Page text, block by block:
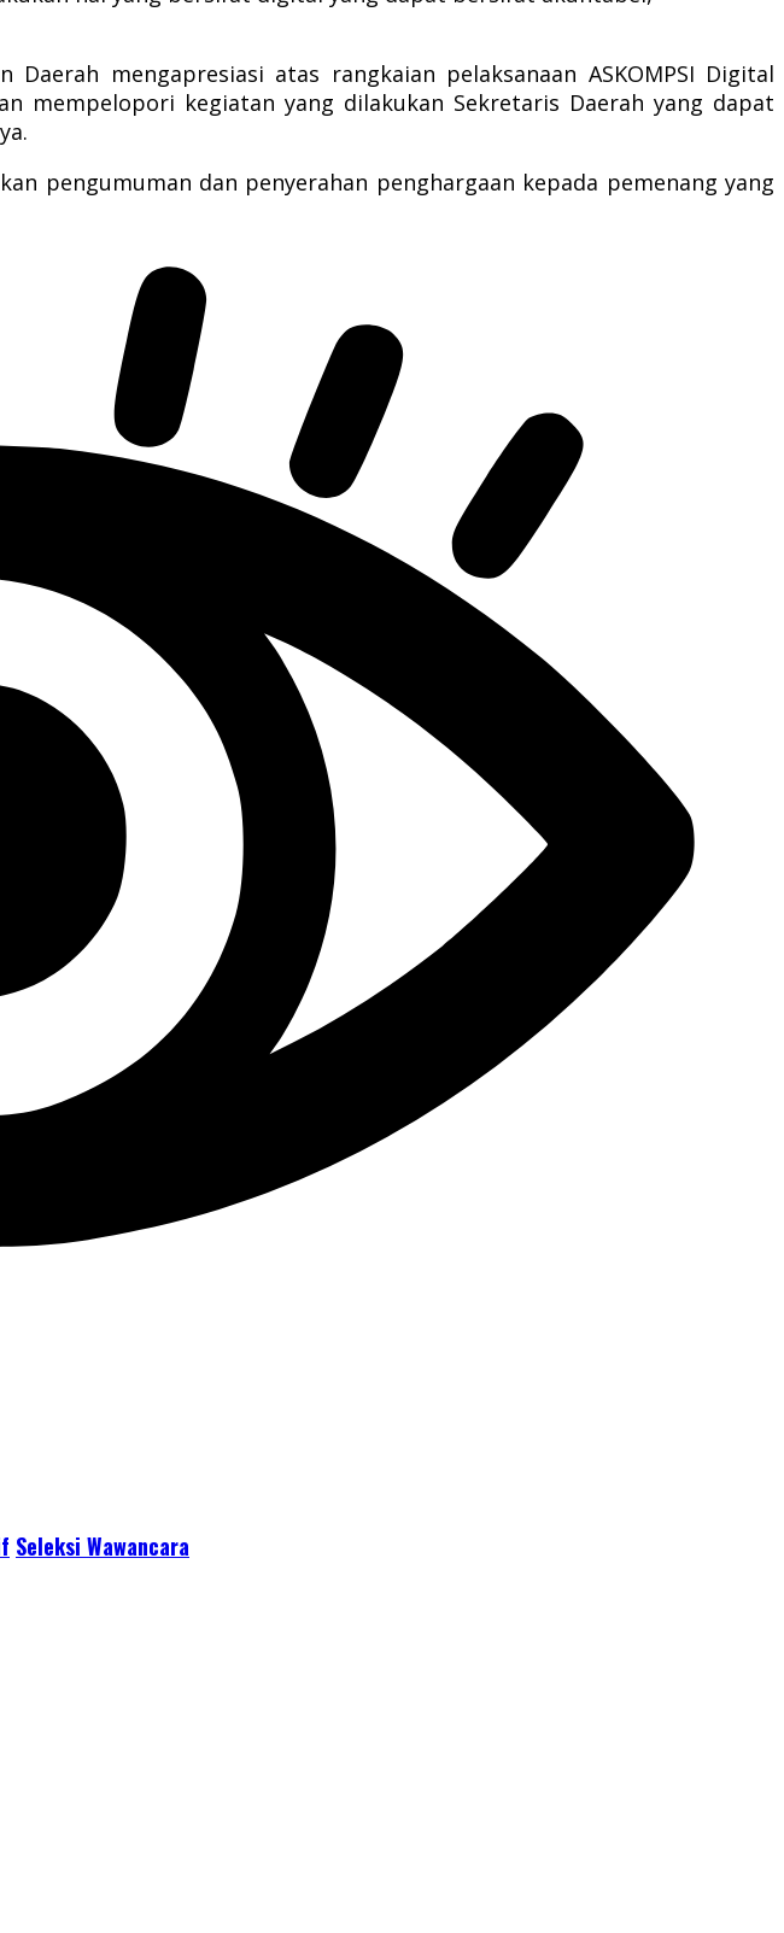
mengapresiasi atas rangkaian pelaksanaan ASKOMPSI Digital
mempelopori kegiatan yang dilakukan Sekretaris Daerah yang dapat
pengumuman dan penyerahan penghargaan kepada pemenang yang
Seleksi Wawancara